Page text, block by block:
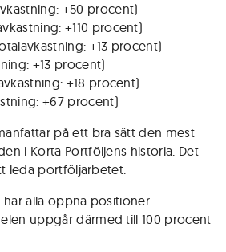
+50 procent)
+110 procent)
+13 procent)
+13 procent)
+18 procent)
+67 procent)
på ett bra sätt den mest
i Korta Portföljens historia. Det
leda portföljarbetet.
har alla öppna positioner
uppgår därmed till 100 procent